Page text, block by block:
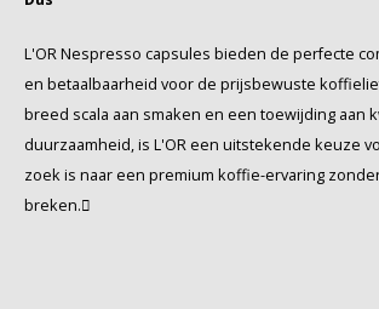
L'OR Nespresso capsules bieden de perfecte
en betaalbaarheid voor de prijsbewuste
breed scala aan smaken en een toewijding aan
duurzaamheid, is L'OR een uitstekende keuze
zoek is naar een premium koffie-ervaring
breken.